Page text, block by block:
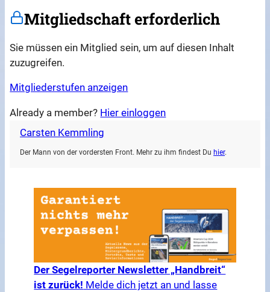
Mitgliedschaft erforderlich
Sie müssen ein Mitglied sein, um auf diesen Inhalt
zuzugreifen.
Mitgliederstufen anzeigen
Already a member? Hier einloggen
Carsten Kemmling
Der Mann von der vordersten Front. Mehr zu ihm findest Du hier.
Der Segelreporter Newsletter „Handbreit“
ist zurück! Melde dich jetzt an und lasse